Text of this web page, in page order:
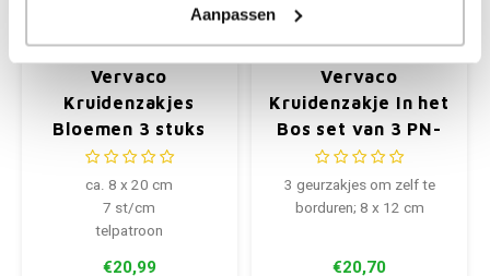
Aanpassen
Vervaco
Vervaco
Kruidenzakjes
Bloemen 3 stuks
ca. 8 x 20 cm
7 st/cm
telpatroon
€20,99
Vervaco
Vervaco
Kruidenzakje In het
Bos set van 3 PN-
0203548
3 geurzakjes om zelf te
borduren; 8 x 12 cm
€20,70